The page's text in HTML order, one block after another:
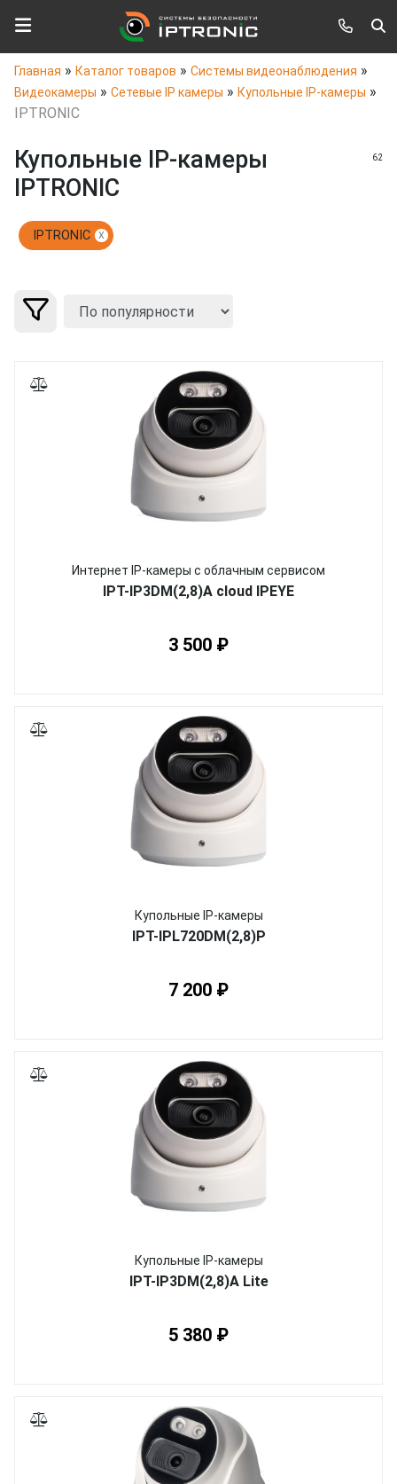
Главная » Каталог товаров » Системы видеонаблюдения »
Видеокамеры » Сетевые IP камеры » Купольные IP-камеры »
IPTRONIC
Купольные IP-камеры
IPTRONIC
62
IPTRONIC X
Интернет IP-камеры с облачным сервисом
IPT-IP3DM(2,8)A cloud IPEYE
3 500 ₽
Купольные IP-камеры
IPT-IPL720DM(2,8)P
7 200 ₽
Купольные IP-камеры
IPT-IP3DM(2,8)A Lite
5 380 ₽